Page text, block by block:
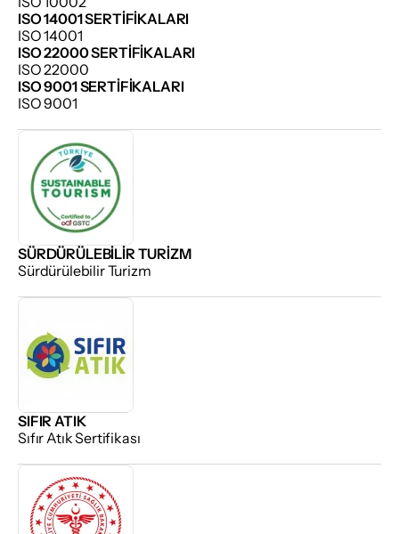
ISO 14001 SERTIFIKALARI
ISO 14001
ISO 22000 SERTIFIKALARI
ISO 22000
ISO 9001 SERTIFIKALARI
ISO 9001
SÜRDÜRÜLEBILIR TURIZM
Sürdürülebilir Turizm
SIFIR ATIK
Sıfır Atık Sertifikası